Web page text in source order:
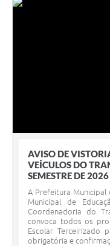
AVISO DE
VEÍCULOS DO
SEMESTRE DE 2026
A Prefeitura Municipal
Municipal de
Coordenadoria do
convoca todos os
Escolar Terceirizado
obrigatória e